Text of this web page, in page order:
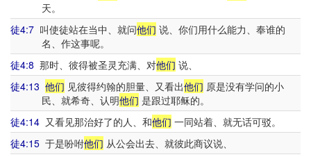
天。
徒4:7 叫使徒站在当中、就问他们 说、你们用什么能力、奉谁的
名、作这事呢。
徒4:8 那时、彼得被圣灵充满、对他们 说、
徒4:13 他们 见彼得约翰的胆量、又看出他们 原是没有学问的小
民、就希奇、认明他们 是跟过耶稣的。
徒4:14 又看见那治好了的人、和他们 一同站着、就无话可驳。
徒4:15 于是吩咐他们 从公会出去、就彼此商议说、